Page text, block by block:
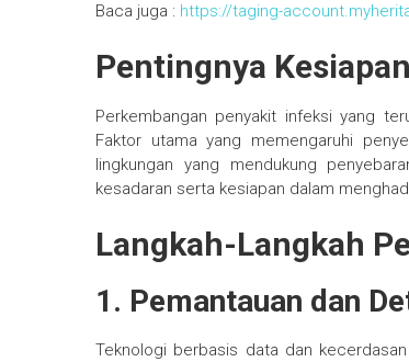
Baca juga : https://taging-
Pentingnya
Perkembangan penyakit infeksi yang
Faktor utama yang memengaruhi
lingkungan yang mendukung
kesadaran serta kesiapan dalam
Langkah-Langkah
1. Pemantauan dan
Teknologi berbasis data dan